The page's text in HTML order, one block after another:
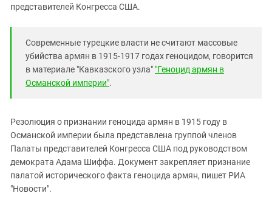
Северная Осетия - Алания
Ставропольский край
Южная Осетия
ЮФО
представителей Конгресса США.
Современные турецкие власти не считают массовые
убийства армян в 1915-1917 годах геноцидом, говорится
в материале "Кавказского узла" "Геноцид армян в
Османской империи".
Резолюция о признании геноцида армян в 1915 году в
Османской империи была представлена группой членов
Палаты представителей Конгресса США под руководством
демократа Адама Шиффа. Документ закрепляет признание
палатой исторического факта геноцида армян, пишет РИА
"Новости".